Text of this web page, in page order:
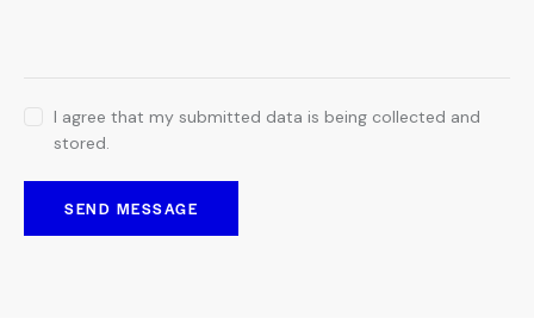
I agree that my submitted data is being collected and
stored.
SEND MESSAGE